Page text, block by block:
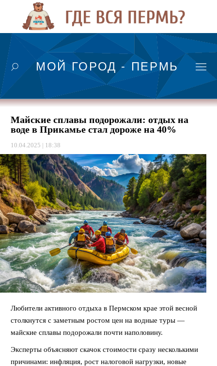
МОЙ ГОРОД - ПЕРМЬ
Майские сплавы подорожали: отдых на
воде в Прикамье стал дороже на 40%
10.04.2025 | 18:38
Любители активного отдыха в Пермском крае этой весной
столкнутся с заметным ростом цен на водные туры —
майские сплавы подорожали почти наполовину.
Эксперты объясняют скачок стоимости сразу несколькими
причинами: инфляция, рост налоговой нагрузки, новые